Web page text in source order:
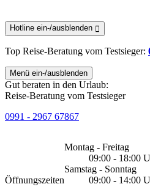
Hotline ein-/ausblenden
Top Reise-Beratung vom Testsieger:
Menü ein-/ausblenden
Gut beraten in den Urlaub:
Reise-Beratung vom Testsieger
0991 - 2967 67867
Öffnungszeiten
Montag - Freitag
09:00 - 18:00
Samstag - Sonntag
09:00 - 14:00